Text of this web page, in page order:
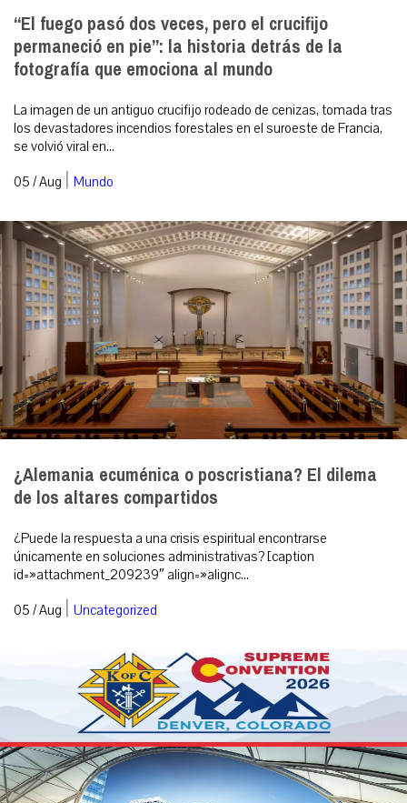
“El fuego pasó dos veces, pero el crucifijo
permaneció en pie”: la historia detrás de la
fotografía que emociona al mundo
La imagen de un antiguo crucifijo rodeado de cenizas, tomada tras
los devastadores incendios forestales en el suroeste de Francia,
se volvió viral en...
05 / Aug | Mundo
¿Alemania ecuménica o poscristiana? El dilema
de los altares compartidos
¿Puede la respuesta a una crisis espiritual encontrarse
únicamente en soluciones administrativas? [caption
id=»attachment_209239″ align=»alignc...
05 / Aug | Uncategorized